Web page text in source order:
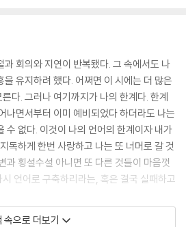
회의와 지연이 반복됐다. 그 속에서도 나
유지하려 했다. 어쩌면 이 시에는 더 많은
다. 그러나 여기까지가 나의 한계다. 한계
나면서부터 이미 예비되었다 하더라도 나는
수 없다. 이것이 나의 언어의 한계이자 내가
독하게 한번 사랑하고 나는 또 너머로 갈 것
과 횡설수설 아니면 또 다른 것들이 마음껏
언어로 구축하리라는, 혹은 결국 실패하고
속으로 더보기